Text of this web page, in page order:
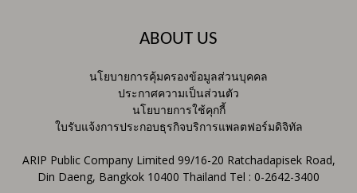
ABOUT US
นโยบายการคุ้มครองข้อมูลส่วนบุคคล
ประกาศความเป็นส่วนตัว
นโยบายการใช้คุกกี้
ใบรับแจ้งการประกอบธุรกิจบริการแพลตฟอร์มดิจิทัล
ARIP Public Company Limited 99/16-20 Ratchadapisek Road,
Din Daeng, Bangkok 10400 Thailand Tel : 0-2642-3400